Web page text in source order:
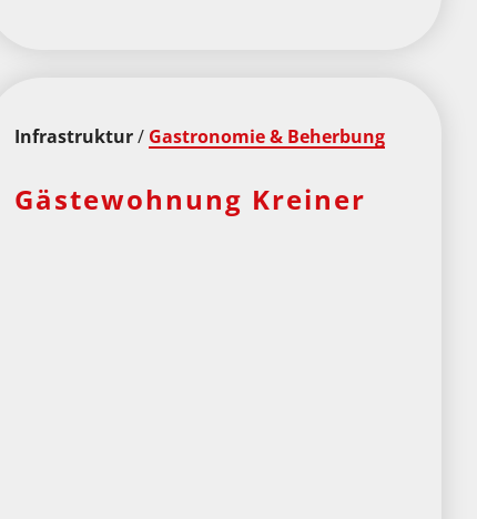
Infrastruktur/ Gastronomie & Beherbung
Gästewohnung Kreiner